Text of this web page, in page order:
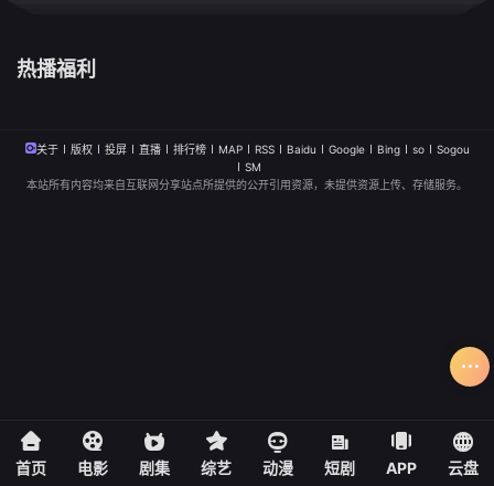
热播福利
关于 版权 投屏 直播 排行榜 MAP RSS Baidu Google Bing so
Sogou
SM
本站所有内容均来自互联网分享站点所提供的公开引用资源，未提供资源上传、存储服务。
首页 电影 剧集 综艺 动漫 短剧 APP 云盘